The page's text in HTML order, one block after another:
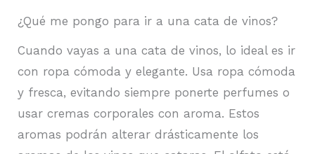
¿Qué me pongo para ir a una cata de vinos?
Cuando vayas a una cata de vinos, lo ideal es ir
con ropa cómoda y elegante. Usa ropa cómoda
y fresca, evitando siempre ponerte perfumes o
usar cremas corporales con aroma. Estos
aromas podrán alterar drásticamente los